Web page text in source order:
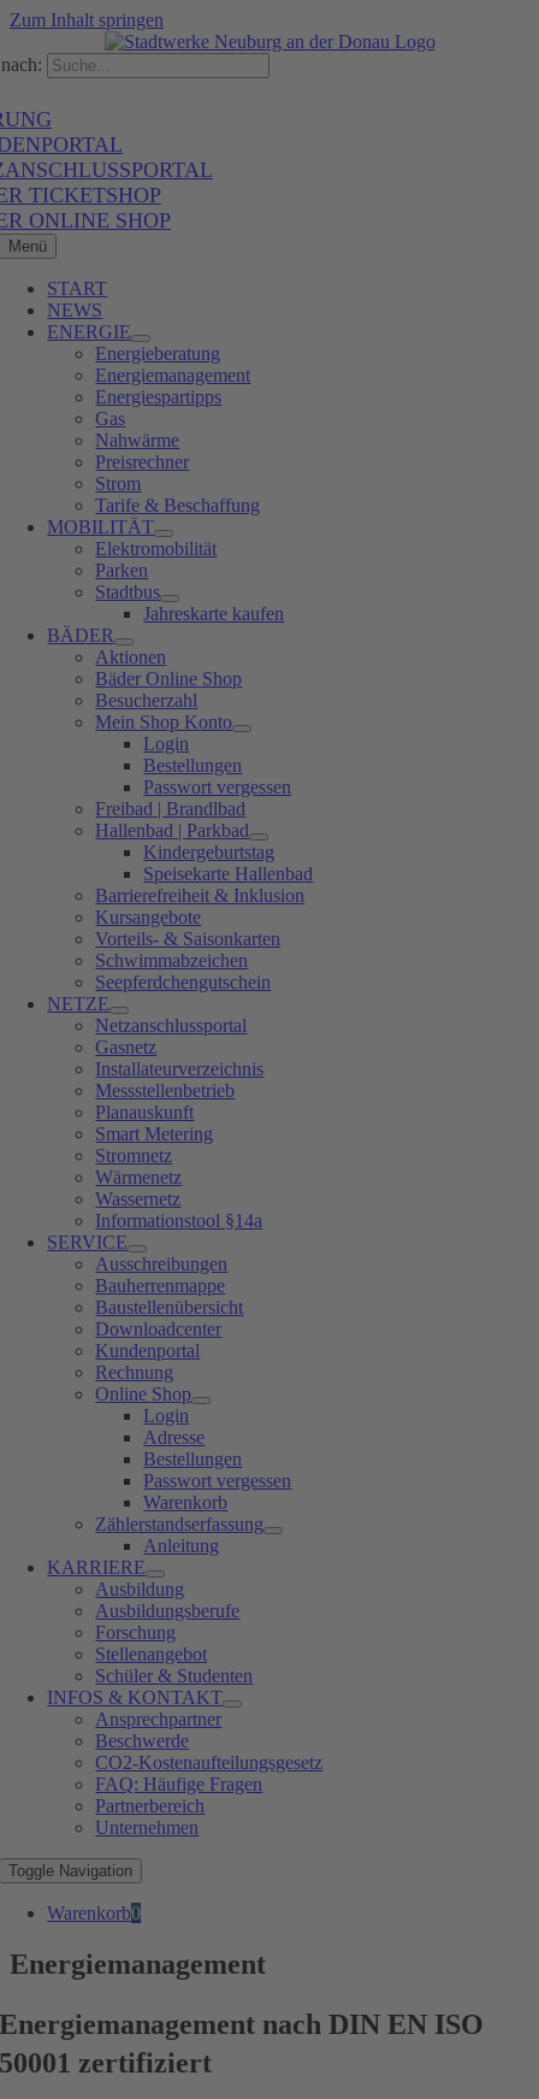
Zum Inhalt springen
TICKETSHOP
ONLINE SHOP
Menü
START
NEWS
ENERGIE
Energieberatung
Energiemanagement
Energiespartipps
Gas
Nahwärme
Preisrechner
Strom
Tarife & Beschaffung
MOBILITÄT
Elektromobilität
Parken
Stadtbus
Jahreskarte kaufen
BÄDER
Aktionen
Bäder Online Shop
Besucherzahl
Mein Shop Konto
Login
Bestellungen
Passwort vergessen
Freibad | Brandlbad
Hallenbad | Parkbad
Kindergeburtstag
Speisekarte Hallenbad
Barrierefreiheit & Inklusion
Kursangebote
Vorteils- & Saisonkarten
Schwimmabzeichen
Seepferdchengutschein
NETZE
Netzanschlussportal
Gasnetz
Installateurverzeichnis
Messstellenbetrieb
Planauskunft
Smart Metering
Stromnetz
Wärmenetz
Wassernetz
Informationstool §14a
SERVICE
Ausschreibungen
Bauherrenmappe
Baustellenübersicht
Downloadcenter
Kundenportal
Rechnung
Online Shop
Login
Adresse
Bestellungen
Passwort vergessen
Warenkorb
Zählerstandserfassung
Anleitung
KARRIERE
Ausbildung
Ausbildungsberufe
Forschung
Stellenangebot
Schüler & Studenten
INFOS & KONTAKT
Ansprechpartner
Beschwerde
CO2-Kostenaufteilungsgesetz
FAQ: Häufige Fragen
Partnerbereich
Unternehmen
Toggle Navigation
Warenkorb0
Energiemanagement
Energiemanagement nach DIN EN ISO
50001 zertifiziert